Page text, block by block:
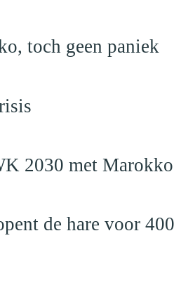
toch geen paniek
2030 met
de hare voor